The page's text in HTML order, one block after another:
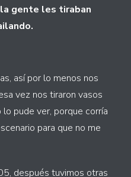
gente les tiraban
así por lo menos nos
vez nos tiraron vasos
pude ver, porque corría
para que no me
después tuvimos otras